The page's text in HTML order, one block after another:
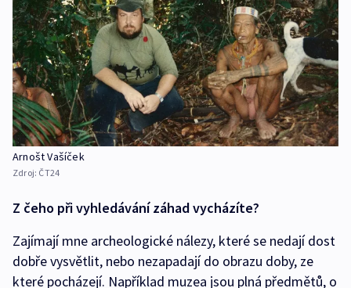
Arnošt Vašíček
Zdroj: ČT24
Z čeho při vyhledávání záhad vycházíte?
Zajímají mne archeologické nálezy, které se nedají dost
dobře vysvětlit, nebo nezapadají do obrazu doby, ze
které pocházejí. Například muzea jsou plná předmětů, o